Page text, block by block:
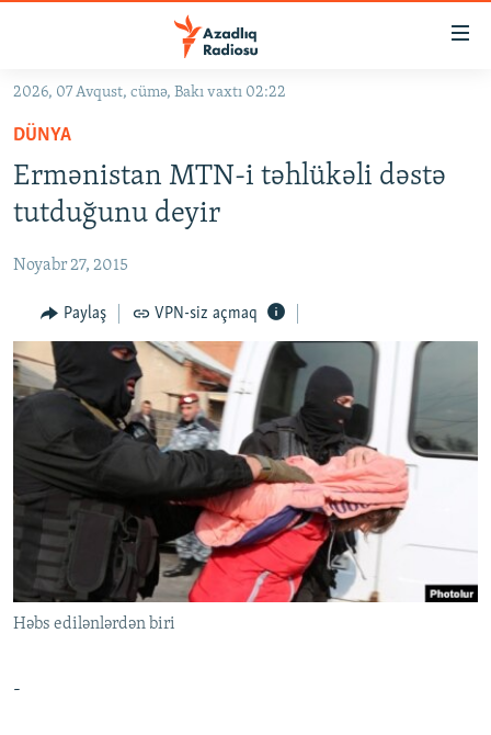
Əsas
qayıt
Əsas
naviqasiyaya
qayıt
Axtarışa
KORRUPSIOMETR
#ƏSLINDƏ
FƏRQƏ BAX
QANUNI DOĞRU
ARAŞDIRMA
MULTIMEDIA
VIDEO
FOTOQALEREYA
İNFOQRAFIKA
KARIKATURA
RADIO ARXIV
OXU ZALI
AZƏRBAYCAN ƏDƏBIYYATI KITABXANASI
İSLAM VƏ DEMOKRATIYA
İZ - MƏDƏNIYYƏT PROQRAMI
HAQQIMIZDA
MISSIYAMIZ
PEŞƏ ETIKASI VƏ JURNALISTIKA STANDARTLARIMIZ
MATERIALLARIMIZDAN ISTIFADƏ
AZADLIQRADIOSU MOBIL TELEFONUNUZDA
BIZI IZLƏ
RFE/RL-in bütün saytları
2026, 07 Avqust, cümə, Bakı vaxtı 02:22
DÜNYA
Ermənistan MTN-i təhlükəli dəstə
tutduğunu deyir
Noyabr 27, 2015
Paylaş VPN-siz açmaq
Həbs edilənlərdən biri
-